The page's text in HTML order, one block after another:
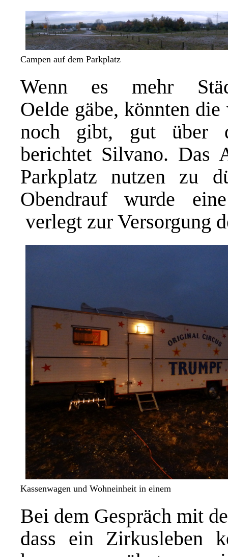
Campen auf dem Parkplatz
Wenn es mehr
Oelde gäbe, könnten
noch gibt, gut über
berichtet Silvano. Das
Parkplatz nutzen zu
Obendrauf wurde
verlegt zur Versorgung
Kassenwagen und Wohneinheit in einem
Bei dem Gespräch mit
dass ein Zirkusleben